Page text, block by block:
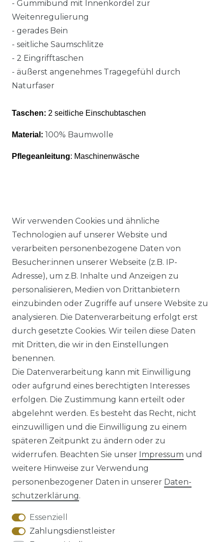
- Gummibund mit Innenkordel zur
Weitenregulierung
- gerades Bein
- seitliche Saumschlitze
- 2 Eingrifftaschen
- äußerst angenehmes Tragegefühl durch
Naturfaser
Taschen: 2 seitliche Einschubtaschen
Material: 100% Baumwolle
Pflegeanleitung: Maschinenwäsche
Ähnlicher Artikel
Authentic klein - Elastische
Damen Sport und Freizeit
Hose aus Baumwollmix
(03024)
ab 54,95 € *
Impressum Daten­schutz­erklärung
AGB Barrierefreiheitserklärung
Wir verwenden Cookies und ähnliche
Technologien auf unserer Website und
verarbeiten personenbezogene Daten von
Besucher:innen unserer Webseite (z.B. IP-
Adresse), um z.B. Inhalte und Anzeigen zu
personalisieren, Medien von Drittanbietern
einzubinden oder Zugriffe auf unsere Website zu
analysieren. Die Datenverarbeitung erfolgt erst
durch gesetzte Cookies. Wir teilen diese Daten
mit Dritten, die wir in den Einstellungen
benennen.
Die Datenverarbeitung kann mit Einwilligung
oder aufgrund eines berechtigten Interesses
erfolgen. Die Zustimmung kann erteilt oder
abgelehnt werden. Es besteht das Recht, nicht
einzuwilligen und die Einwilligung zu einem
späteren Zeitpunkt zu ändern oder zu
widerrufen. Beachten Sie unser Impressum und
weitere Hinweise zur Verwendung
personenbezogener Daten in unserer Daten­
schutz­erklärung.
Essenziell
Zahlungsdienstleister